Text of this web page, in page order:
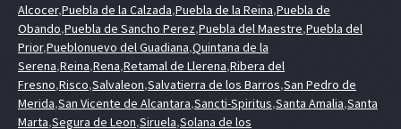
Alcocer,Puebla de la Calzada,Puebla de la Reina,Puebla de
Obando,Puebla de Sancho Perez,Puebla del Maestre,Puebla del
Prior,Pueblonuevo del Guadiana,Quintana de la
Serena,Reina,Rena,Retamal de Llerena,Ribera del
Fresno,Risco,Salvaleon,Salvatierra de los Barros,San Pedro de
Merida,San Vicente de Alcantara,Sancti-Spiritus,Santa Amalia,Santa
Marta,Segura de Leon,Siruela,Solana de los